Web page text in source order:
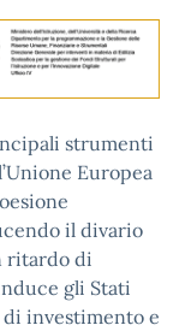
strumenti
Europea
il divario
ritardo di
gli Stati
investimento e